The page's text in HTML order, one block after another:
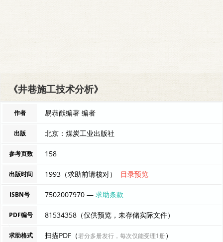
《井巷施工技术分析》
作者 易恭猷编著 编者
出版 北京：煤炭工业出版社
参考页数 158
出版时间 1993（求助前请核对） 目录预览
ISBN号 7502007970 —求助条款
PDF编号 81534358（仅供预览，未存储实际文件）
求助格式 扫描PDF（若分多册发行，每次仅能受理1册）